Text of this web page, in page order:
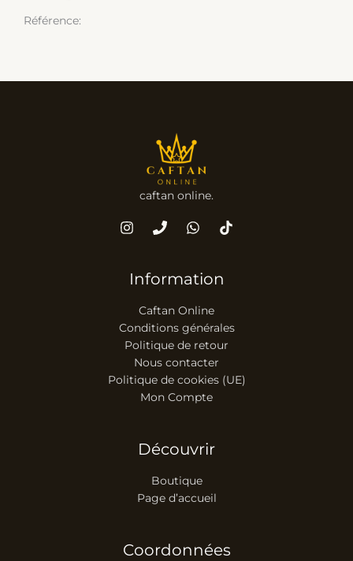
Référence:
caftan online.
Information
Caftan Online
Conditions générales
Politique de retour
Nous contacter
Politique de cookies (UE)
Mon Compte
Découvrir
Boutique
Page d’accueil
Coordonnées